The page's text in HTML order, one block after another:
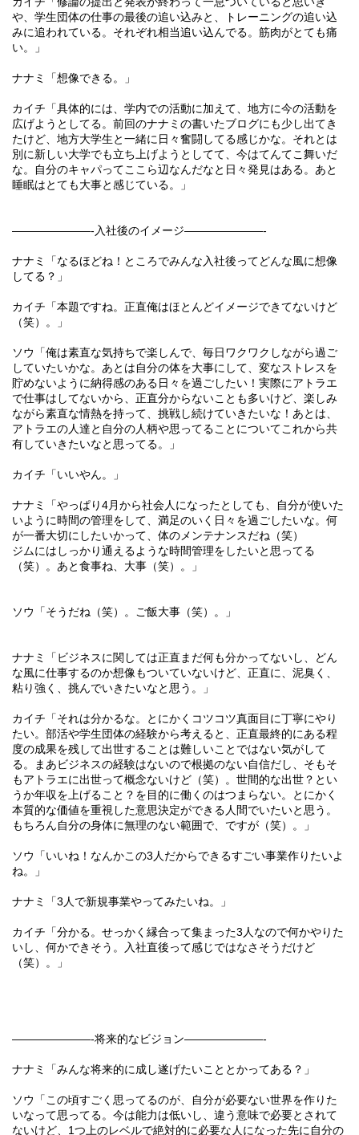
や、学生団体の仕事の最後の追い込みと、トレーニングの追い込
みに追われている。それぞれ相当追い込んでる。筋肉がとても痛
い。」
ナナミ「想像できる。」
カイチ「具体的には、学内での活動に加えて、地方に今の活動を
広げようとしてる。前回のナナミの書いたブログにも少し出てき
たけど、地方大学生と一緒に日々奮闘してる感じかな。それとは
別に新しい大学でも立ち上げようとしてて、今はてんてこ舞いだ
な。自分のキャパってここら辺なんだなと日々発見はある。あと
睡眠はとても大事と感じている。」
———————- 入社後のイメージ———————-
ナナミ「なるほどね！ところでみんな入社後ってどんな風に想像
してる？」
カイチ「本題ですね。正直俺はほとんどイメージできてないけど
（笑）。」
ソウ「俺は素直な気持ちで楽しんで、毎日ワクワクしながら過ご
していたいかな。あとは自分の体を大事にして、変なストレスを
貯めないように納得感のある日々を過ごしたい！実際にアトラエ
で仕事はしてないから、正直分からないことも多いけど、楽しみ
ながら素直な情熱を持って、挑戦し続けていきたいな！あとは、
アトラエの人達と自分の人柄や思ってることについてこれから共
有していきたいなと思ってる。」
カイチ「いいやん。」
ナナミ「やっぱり4月から社会人になったとしても、自分が使いた
いように時間の管理をして、満足のいく日々を過ごしたいな。何
が一番大切にしたいかって、体のメンテナンスだね（笑）
ジムにはしっかり通えるような時間管理をしたいと思ってる
（笑）。あと食事ね、大事（笑）。」
ソウ「そうだね（笑）。ご飯大事（笑）。」
ナナミ「ビジネスに関しては正直まだ何も分かってないし、どん
な風に仕事するのか想像もついていないけど、正直に、泥臭く、
粘り強く、挑んでいきたいなと思う。」
カイチ「それは分かるな。とにかくコツコツ真面目に丁寧にやり
たい。部活や学生団体の経験から考えると、正直最終的にある程
度の成果を残して出世することは難しいことではない気がして
る。まあビジネスの経験はないので根拠のない自信だし、そもそ
もアトラエに出世って概念ないけど（笑）。世間的な出世？とい
うか年収を上げること？を目的に働くのはつまらない。とにかく
本質的な価値を重視した意思決定ができる人間でいたいと思う。
もちろん自分の身体に無理のない範囲で、ですが（笑）。」
ソウ「いいね！なんかこの3 人だからできるすごい事業作りたいよ
ね。」
ナナミ「3 人で新規事業やってみたいね。」
カイチ「分かる。せっかく縁合って集まった3 人なので何かやりた
いし、何かできそう。入社直後って感じではなさそうだけど
（笑）。」
———————-将来的なビジョン———————-
ナナミ「みんな将来的に成し遂げたいこととかってある？」
ソウ「この頃すごく思ってるのが、自分が必要ない世界を作りた
いなって思ってる。今は能力は低いし、違う意味で必要とされて
ないけど、 1つ上のレベルで絶対的に必要な人になった先に自分の